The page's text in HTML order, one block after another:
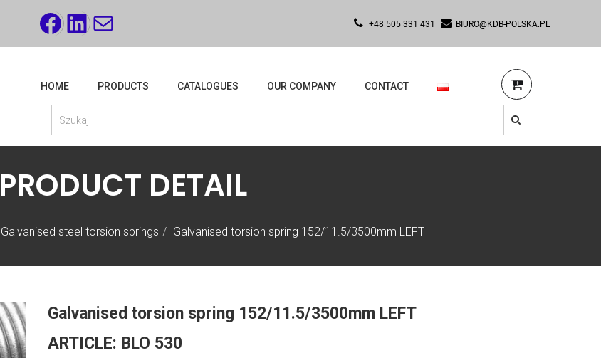
FACEBOOK
LINKEDIN
MAIL +48 505 331 431 BIURO@KDB-POLSKA.PL
HOME PRODUCTS CATALOGUES OUR COMPANY CONTACT
Galvanised steel torsion springs Galvanised torsion spring 152/11.5/3500mm LEFT
PRODUCT DETAIL
Galvanised torsion spring 152/11.5/3500mm LEFT
ARTICLE: BLO 530